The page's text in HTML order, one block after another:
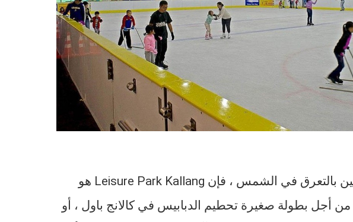
إذا لم تكن عائلتك من أشد المعجبين بالتعرق في الشمس ، فإن Leisure Park Kallang هو
أجل بطولة صغيرة تحطيم الدبابيس في كالانج باول ، أو